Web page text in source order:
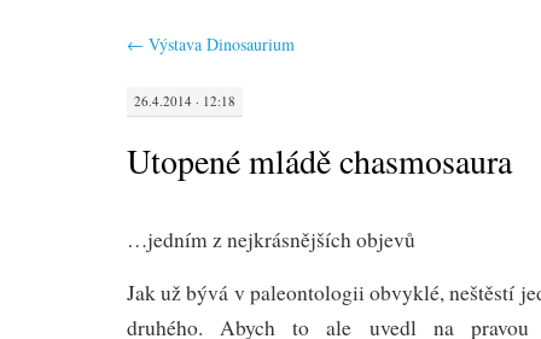
← Výstava Dinosaurium
26.4.2014 · 12:18
Utopené mládě chasmosaura
…jedním z nejkrásnějších objevů
Jak už bývá v paleontologii obvyklé, neštěstí
druhého. Abych to ale uvedl na